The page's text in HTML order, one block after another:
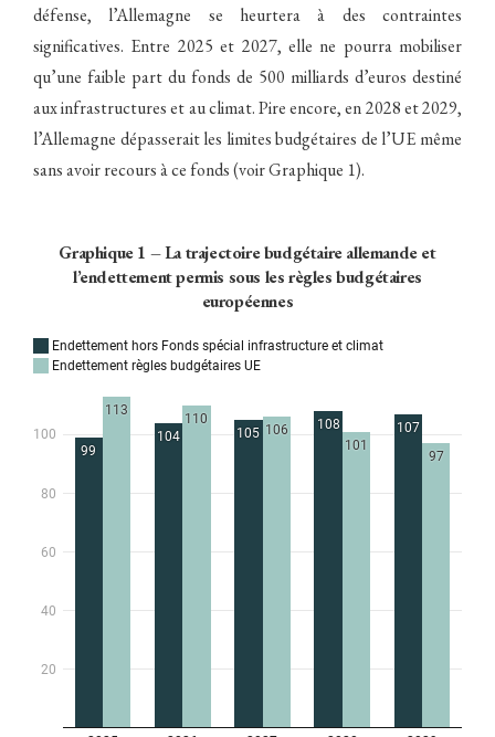
défense, l’Allemagne se heurtera à des contraintes
significatives. Entre 2025 et 2027, elle ne pourra mobiliser
qu’une faible part du fonds de 500 milliards d’euros destiné
aux infrastructures et au climat. Pire encore, en 2028 et 2029,
l’Allemagne dépasserait les limites budgétaires de l’UE même
sans avoir recours à ce fonds (voir Graphique 1).
Graphique 1 – La trajectoire budgétaire allemande et
l’endettement permis sous les règles budgétaires
européennes